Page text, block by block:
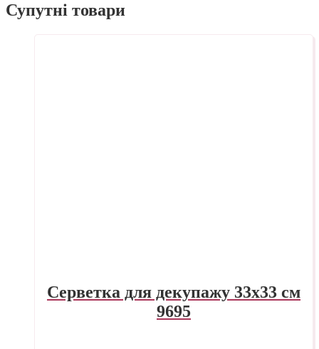
Супутні товари
Серветка для декупажу 33х33 см
9695